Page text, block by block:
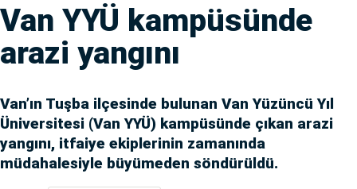
Van YYÜ kampüsünde
arazi yangını
Van’ın Tuşba ilçesinde bulunan Van Yüzüncü Yıl
Üniversitesi (Van YYÜ) kampüsünde çıkan arazi
yangını, itfaiye ekiplerinin zamanında
müdahalesiyle büyümeden söndürüldü.